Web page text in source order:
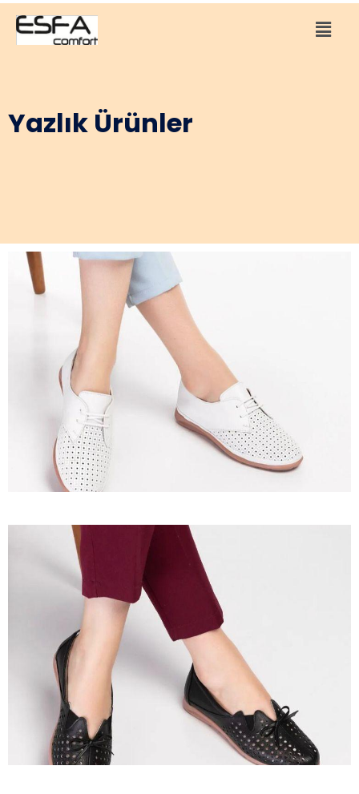
Yazlık Ürünler
Ürün 27
İncele
Ürün 28
İncele